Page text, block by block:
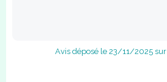
Avis déposé le 23/11/2025